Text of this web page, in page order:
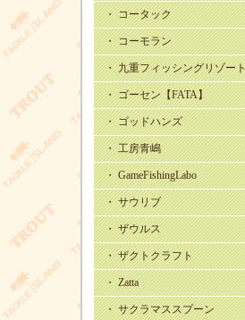
・ コータック
・ コーモラン
・ 九重フィッシングリゾート
・ ゴーセン【FATA】
・ ゴッドハンズ
・ 工房青嶋
・ GameFishingLabo
・ サウリブ
・ ザウルス
・ ザクトクラフト
・ Zatta
・ サクラマススプーン